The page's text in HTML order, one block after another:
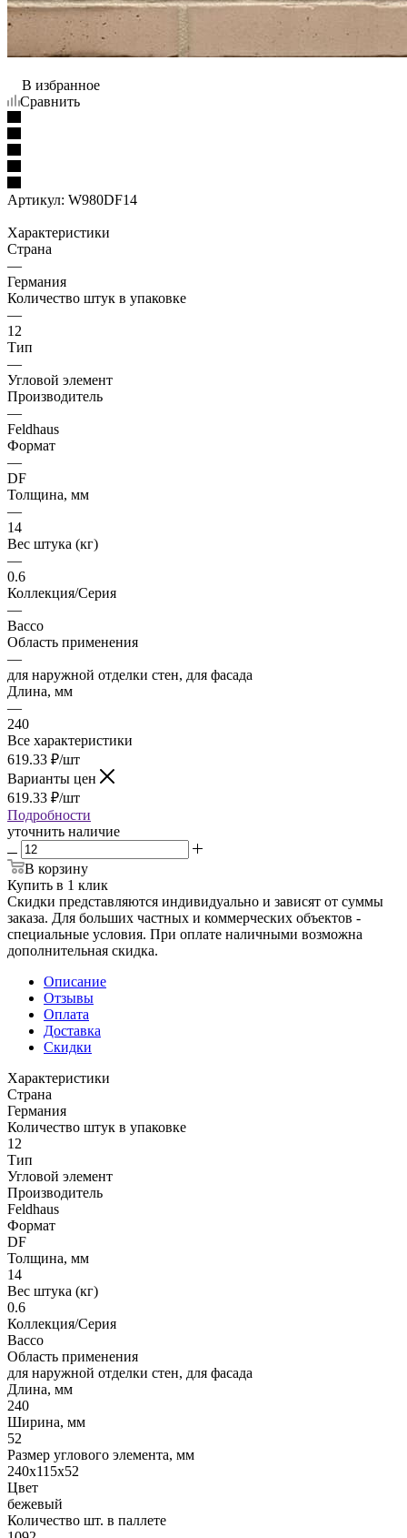
В избранное
Сравнить
Артикул: W980DF14
Характеристики
Страна
—
Германия
Количество штук в упаковке
—
12
Тип
—
Угловой элемент
Производитель
—
Feldhaus
Формат
—
DF
Толщина, мм
—
14
Вес штука (кг)
—
0.6
Коллекция/Серия
—
Bacco
Область применения
—
для наружной отделки стен, для фасада
Длина, мм
—
240
Все характеристики
619.33 ₽/шт
Варианты цен
619.33 ₽/шт
Подробности
уточнить наличие
В корзину
Купить в 1 клик
Скидки представляются индивидуально и зависят от суммы
заказа. Для больших частных и коммерческих объектов -
специальные условия. При оплате наличными возможна
дополнительная скидка.
Описание
Отзывы
Оплата
Доставка
Скидки
Характеристики
Страна
Германия
Количество штук в упаковке
12
Тип
Угловой элемент
Производитель
Feldhaus
Формат
DF
Толщина, мм
14
Вес штука (кг)
0.6
Коллекция/Серия
Bacco
Область применения
для наружной отделки стен, для фасада
Длина, мм
240
Ширина, мм
52
Размер углового элемента, мм
240x115x52
Цвет
бежевый
Количество шт. в паллете